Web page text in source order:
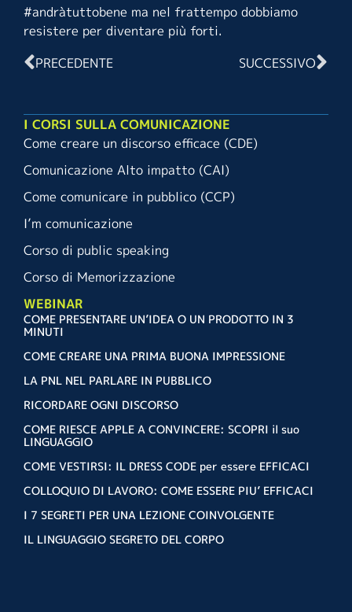
#andràtuttobene ma nel frattempo dobbiamo
resistere per diventare più forti.
PRECEDENTE
SUCCESSIVO
I CORSI SULLA COMUNICAZIONE
Come creare un discorso efficace (CDE)
Comunicazione Alto impatto (CAI)
Come comunicare in pubblico (CCP)
I’m comunicazione
Corso di public speaking
Corso di Memorizzazione
WEBINAR
COME PRESENTARE UN’IDEA O UN PRODOTTO IN 3
MINUTI
COME CREARE UNA PRIMA BUONA IMPRESSIONE
LA PNL NEL PARLARE IN PUBBLICO
RICORDARE OGNI DISCORSO
COME RIESCE APPLE A CONVINCERE: SCOPRI il suo
LINGUAGGIO
COME VESTIRSI: IL DRESS CODE per essere EFFICACI
COLLOQUIO DI LAVORO: COME ESSERE PIU’ EFFICACI
I 7 SEGRETI PER UNA LEZIONE COINVOLGENTE
IL LINGUAGGIO SEGRETO DEL CORPO